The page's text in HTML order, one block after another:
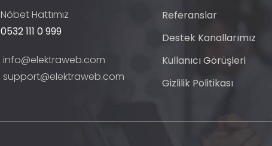
Nöbet Hattımız
0532 111 0 999
info@elektraweb.com
support@elektraweb.com
Referanslar
Destek Kanallarımız
Kullanıcı Görüşleri
Gizlilik Politikası